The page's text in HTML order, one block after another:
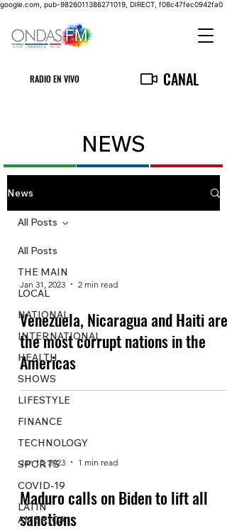
google.com, pub-9826011386271019, DIRECT, f08c47fec0942fa0
RADIO EN VIVO CANAL
NEWS
News
All Posts
THE MAIN
LOCAL
NATIONAL
INTERNATIONAL
HEALTH
SHOWS
LIFESTYLE
FINANCE
TECHNOLOGY
SPORTS
COVID-19
LATIN
AMERICA
All Posts
Jan 31, 2023 2 min read
Venezuela, Nicaragua and Haiti are
the most corrupt nations in the
Americas
Jan 13, 2023 1 min read
Maduro calls on Biden to lift all
sanctions